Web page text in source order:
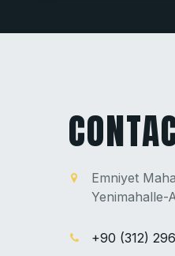
Emniyet
Yenimahalle-
+90 (312)